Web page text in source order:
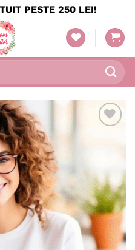
PESTE 250 LEI!
wishlist